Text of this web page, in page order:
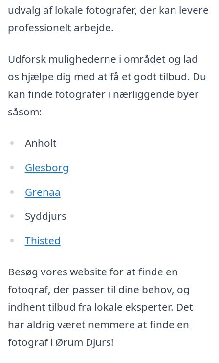
udvalg af lokale fotografer, der kan levere
professionelt arbejde.
Udforsk mulighederne i området og lad
os hjælpe dig med at få et godt tilbud. Du
kan finde fotografer i nærliggende byer
såsom:
Anholt
Glesborg
Grenaa
Syddjurs
Thisted
Besøg vores website for at finde en
fotograf, der passer til dine behov, og
indhent tilbud fra lokale eksperter. Det
har aldrig været nemmere at finde en
fotograf i Ørum Djurs!